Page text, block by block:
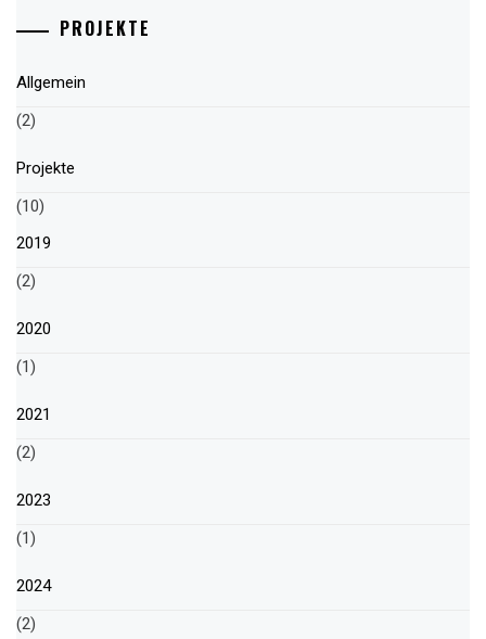
PROJEKTE
Allgemein
(2)
Projekte
(10)
2019
(2)
2020
(1)
2021
(2)
2023
(1)
2024
(2)